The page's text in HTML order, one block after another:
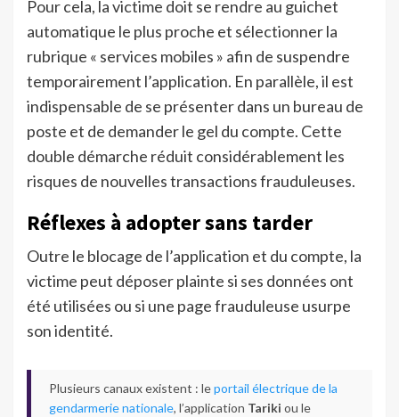
Pour cela, la victime doit se rendre au guichet
automatique le plus proche et sélectionner la
rubrique « services mobiles » afin de suspendre
temporairement l’application. En parallèle, il est
indispensable de se présenter dans un bureau de
poste et de demander le gel du compte. Cette
double démarche réduit considérablement les
risques de nouvelles transactions frauduleuses.
Réflexes à adopter sans tarder
Outre le blocage de l’application et du compte, la
victime peut déposer plainte si ses données ont
été utilisées ou si une page frauduleuse usurpe
son identité.
Plusieurs canaux existent : leportail électrique de la
gendarmerie nationale, l’application Tariki ou le